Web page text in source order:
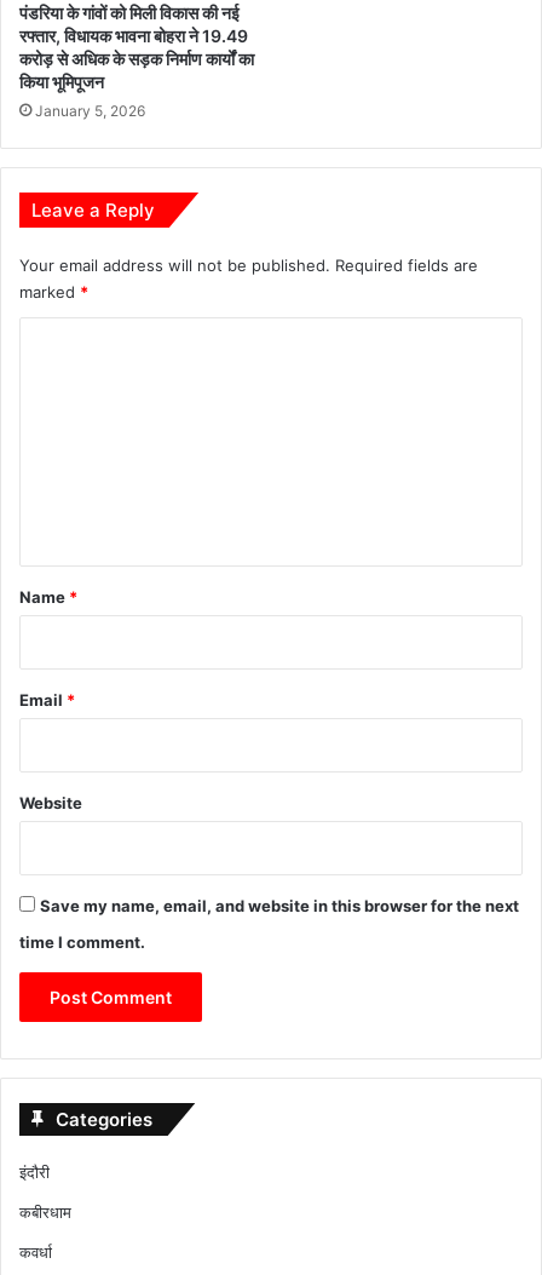
पंडरिया के गांवों को मिली विकास की नई
रफ्तार, विधायक भावना बोहरा ने 19.49
करोड़ से अधिक के सड़क निर्माण कार्यों का
किया भूमिपूजन
January 5, 2026
Leave a Reply
Your email address will not be published. Required fields are
marked *
*
Name *
Email *
Website
Save my name, email, and website in this browser for the next
time I comment.
Categories
इंदौरी
कबीरधाम
कवर्धा